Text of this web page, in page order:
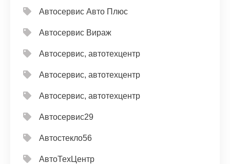
Автосервис Авто Плюс
Автосервис Вираж
Автосервис, автотехцентр
Автосервис, автотехцентр
Автосервис, автотехцентр
Автосервис29
Автостекло56
АвтоТехЦентр